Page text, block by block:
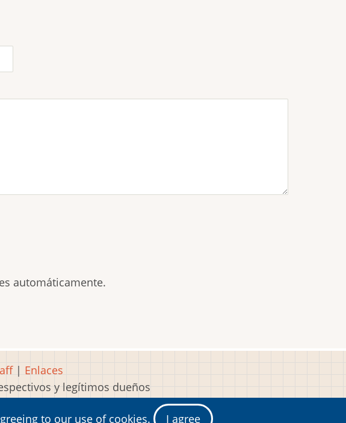
automáticamente.
| Enlaces
y legítimos dueños
to our use of cookies. I agree